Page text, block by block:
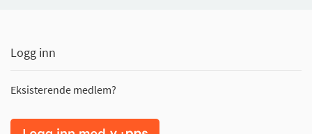
Logg inn
Eksisterende medlem?